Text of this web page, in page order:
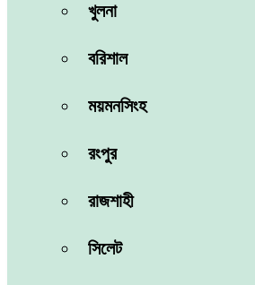
খুলনা
বরিশাল
ময়মনসিংহ
রংপুর
রাজশাহী
সিলেট